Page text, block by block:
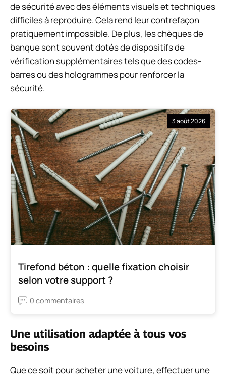
de sécurité avec des éléments visuels et techniques
difficiles à reproduire. Cela rend leur contrefaçon
pratiquement impossible. De plus, les chèques de
banque sont souvent dotés de dispositifs de
vérification supplémentaires tels que des codes-
barres ou des hologrammes pour renforcer la
sécurité.
3 août 2026
Tirefond béton : quelle fixation choisir
selon votre support ?
0 commentaires
Une utilisation adaptée à tous vos
besoins
Que ce soit pour acheter une voiture, effectuer une